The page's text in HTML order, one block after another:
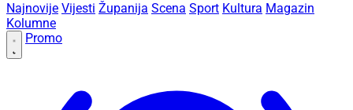
Najnovije Vijesti Županija Scena Sport Kultura Magazin
Kolumne
Promo